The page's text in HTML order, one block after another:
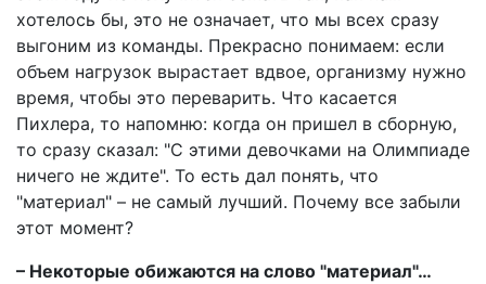
хотелось бы, это не означает, что мы всех сразу
выгоним из команды. Прекрасно понимаем: если
объем нагрузок вырастает вдвое, организму нужно
время, чтобы это переварить. Что касается
Пихлера, то напомню: когда он пришел в сборную,
то сразу сказал: "С этими девочками на Олимпиаде
ничего не ждите". То есть дал понять, что
"материал" – не самый лучший. Почему все забыли
этот момент?
– Некоторые обижаются на слово "материал"…